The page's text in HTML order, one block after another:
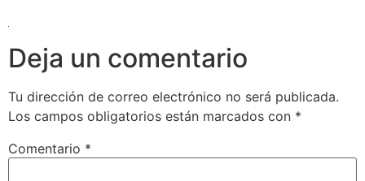
Deja un comentario
Tu dirección de correo electrónico no será publicada.
Los campos obligatorios están marcados con *
Comentario *